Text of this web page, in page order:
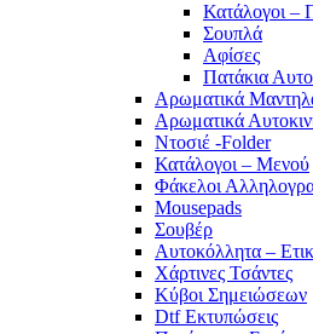
Κατάλογοι –
Σουπλά
Αφίσες
Πατάκια
Αρωματικά
Αρωματικά
Ντοσιέ -Folder
Κατάλογοι – Μενού
Φάκελοι
Mousepads
Σουβέρ
Αυτοκόλλητα –
Χάρτινες Τσάντες
Κύβοι Σημειώσεων
Dtf Εκτυπώσεις